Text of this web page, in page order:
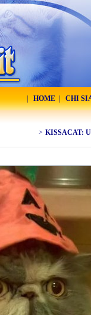
HOME CHI
> KISSACAT: